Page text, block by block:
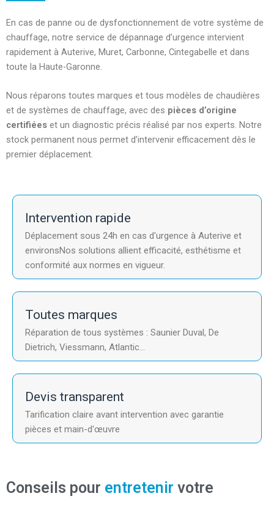
En cas de panne ou de dysfonctionnement de votre système de
chauffage, notre service de dépannage d’urgence intervient
rapidement à Auterive, Muret, Carbonne, Cintegabelle et dans
toute la Haute-Garonne.
Nous réparons toutes marques et tous modèles de chaudières
et de systèmes de chauffage, avec des pièces d’origine
certifiées et un diagnostic précis réalisé par nos experts. Notre
stock permanent nous permet d’intervenir efficacement dès le
premier déplacement.
Intervention rapide
Déplacement sous 24h en cas d'urgence à Auterive et
environsNos solutions allient efficacité, esthétisme et
conformité aux normes en vigueur.
Toutes marques
Réparation de tous systèmes : Saunier Duval, De
Dietrich, Viessmann, Atlantic...
Devis transparent
Tarification claire avant intervention avec garantie
pièces et main-d'œuvre
Conseils pour entretenir votre